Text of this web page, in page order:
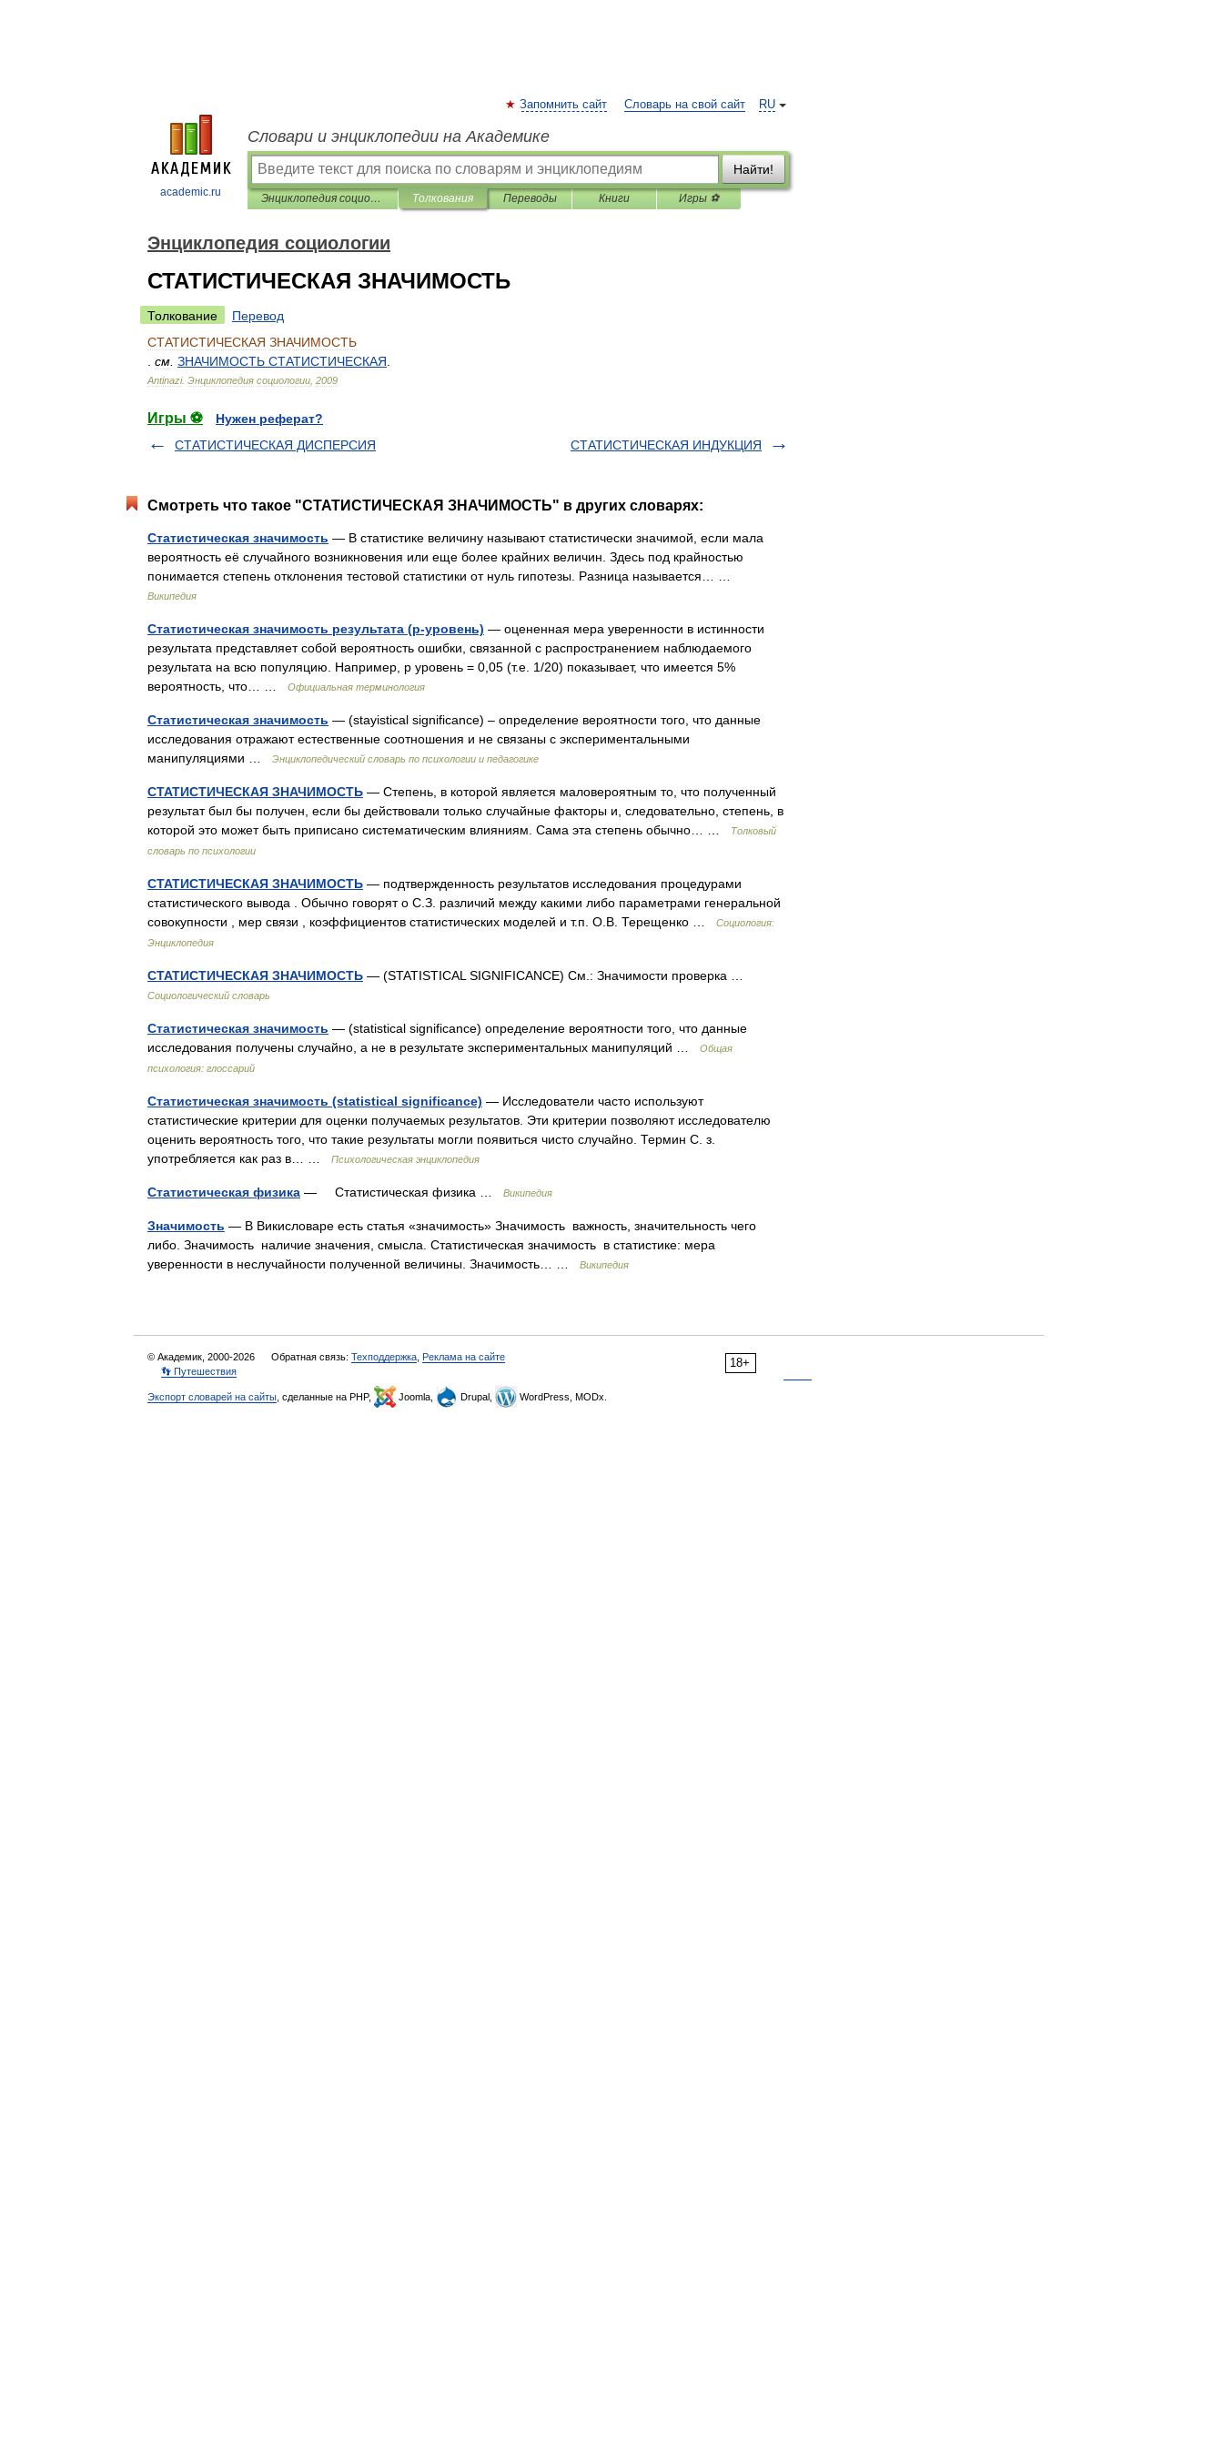
academic.ru
RU
Запомнить сайт Словарь на свой сайт
Словари и энциклопедии на Академике
Найти!
Энциклопедия социологии Толкования Переводы Книги Игры ⚽
Энциклопедия социологии
СТАТИСТИЧЕСКАЯ ЗНАЧИМОСТЬ
Толкование
Перевод
СТАТИСТИЧЕСКАЯ ЗНАЧИМОСТЬ
см ЗНАЧИМОСТЬ СТАТИСТИЧЕСКАЯ
Antinazi. Энциклопедия социологии 2009
Игры ⚽
Нужен реферат?
СТАТИСТИЧЕСКАЯ ДИСПЕРСИЯ
СТАТИСТИЧЕСКАЯ ИНДУКЦИЯ
Смотреть что такое "СТАТИСТИЧЕСКАЯ ЗНАЧИМОСТЬ" в других словарях:
Статистическая значимость — В статистике величину называют статистически значимой, если мала
вероятность её случайного возникновения или еще более крайних величин. Здесь под крайностью
понимается степень отклонения тестовой статистики от нуль гипотезы. Разница называется… …
Википедия
Статистическая значимость результата (p-уровень) — оцененная мера уверенности в истинности
результата представляет собой вероятность ошибки, связанной с распространением наблюдаемого
результата на всю популяцию. Например, p уровень = 0,05 (т.е. 1/20) показывает, что имеется 5%
вероятность, что… …
Официальная терминология
Статистическая значимость — (stayistical significance) – определение вероятности того, что данные
исследования отражают естественные соотношения и не связаны с экспериментальными
манипуляциями …
Энциклопедический словарь по психологии и педагогике
СТАТИСТИЧЕСКАЯ ЗНАЧИМОСТЬ — Степень, в которой является маловероятным то, что полученный
результат был бы получен, если бы действовали только случайные факторы и, следовательно, степень, в
которой это может быть приписано систематическим влияниям. Сама эта степень обычно… …
Толковый
словарь по психологии
СТАТИСТИЧЕСКАЯ ЗНАЧИМОСТЬ — подтвержденность результатов исследования процедурами
статистического вывода . Обычно говорят о С.З. различий между какими либо параметрами генеральной
совокупности , мер связи , коэффициентов статистических моделей и т.п. О.В. Терещенко …
Социология:
Энциклопедия
СТАТИСТИЧЕСКАЯ ЗНАЧИМОСТЬ — (STATISTICAL SIGNIFICANCE) См.: Значимости проверка …
Социологический словарь
Статистическая значимость — (statistical significance) определение вероятности того, что данные
исследования получены случайно, а не в результате экспериментальных манипуляций …
Общая
психология: глоссарий
Статистическая значимость (statistical significance) — Исследователи часто используют
статистические критерии для оценки получаемых результатов. Эти критерии позволяют исследователю
оценить вероятность того, что такие результаты могли появиться чисто случайно. Термин С. з.
употребляется как раз в… …
Психологическая энциклопедия
Статистическая физика — Статистическая физика … Википедия
Значимость — В Викисловаре есть статья «значимость» Значимость важность, значительность чего
либо. Значимость наличие значения, смысла. Статистическая значимость в статистике: мера
уверенности в неслучайности полученной величины. Значимость… …
Википедия
18+
© Академик, 2000-2026 Обратная связь: Техподдержка Реклама на сайте
👣 Путешествия
Экспорт словарей на сайты , сделанные на PHP, Joomla, Drupal, WordPress, MODx.